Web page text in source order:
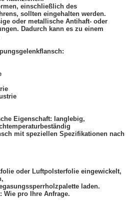
einschließlich des
sollten eingehalten werden.
oder metallische Antihaft- oder
Dadurch kann es zu einem
:
Eigenschaft: langlebig,
mit speziellen Spezifikationen nach
oder Luftpolsterfolie eingewickelt,
laden.
Wie pro Ihre Anfrage.